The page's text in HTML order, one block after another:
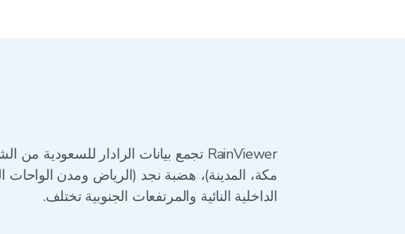
مكة، المدينة)، هضبة نجد (الرياض ومدن الواحات
الداخلية النائية والمرتفعات الجنوبية تختلف.